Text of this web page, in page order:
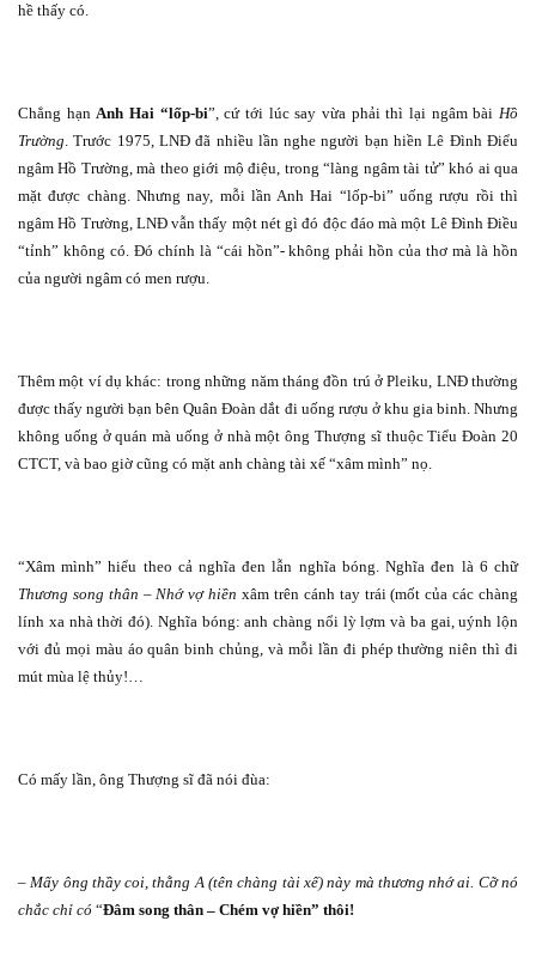
hề thấy có.
Chẳng hạnAnh Hai “lốp-bi”, cứ tới lúc say vừa phải thì lại ngâm bàiHồ
Trường. Trước 1975, LNĐ đã nhiều lần nghe người bạn hiền Lê Đình Điểu
ngâm Hồ Trường, mà theo giới mộ điệu, trong “làng ngâm tài tử” khó ai qua
mặt được chàng. Nhưng nay, mỗi lần Anh Hai “lốp-bi” uống rượu rồi thì
ngâm Hồ Trường, LNĐ vẫn thấy một nét gì đó độc đáo mà một Lê Đình Điều
“tỉnh” không có. Đó chính là “cái hồn”- không phải hồn của thơ mà là hồn
của người ngâm có men rượu.
Thêm một ví dụ khác: trong những năm tháng đồn trú ở Pleiku, LNĐ thường
được thấy người bạn bên Quân Đoàn dắt đi uống rượu ở khu gia binh. Nhưng
không uống ở quán mà uống ở nhà một ông Thượng sĩ thuộc Tiểu Đoàn 20
CTCT, và bao giờ cũng có mặt anh chàng tài xế “xâm mình” nọ.
“Xâm mình” hiểu theo cả nghĩa đen lẫn nghĩa bóng. Nghĩa đen là 6 chữ
Thương song thân – Nhớ vợ hiền xâm trên cánh tay trái (mốt của các chàng
lính xa nhà thời đó). Nghĩa bóng: anh chàng nổi lỳ lợm và ba gai, uýnh lộn
với đủ mọi màu áo quân binh chủng, và mỗi lần đi phép thường niên thì đi
mút mùa lệ thủy!…
Có mấy lần, ông Thượng sĩ đã nói đùa:
– Mấy ông thầy coi, thằng A (tên chàng tài xế) này mà thương nhớ ai. Cỡ nó
chắc chỉ có “Đâm song thân – Chém vợ hiền” thôi!